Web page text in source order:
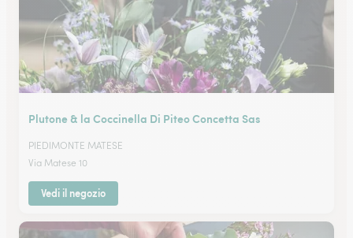
Plutone & la Coccinella Di Piteo Concetta Sas
PIEDIMONTE MATESE
Via Matese 10
Vedi il negozio